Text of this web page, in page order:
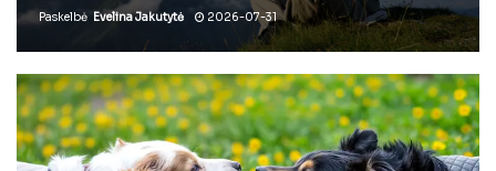
Paskelbė Evelina Jakutytė 2026-07-31